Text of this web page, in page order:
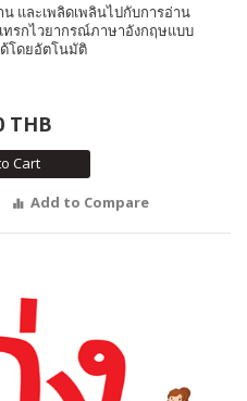
และเพลิดเพลินไปกับการอ่าน
ทรกไวยากรณ์ภาษาอังกฤษแบบ
โดยอัตโนมัติ
THB
Cart
Add to Compare